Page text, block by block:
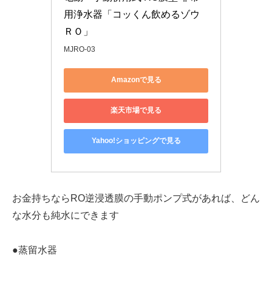
用浄水器「コッくん飲めるゾウ
ＲＯ」
MJRO-03
Amazonで見る
楽天市場で見る
Yahoo!ショッピングで見る
お金持ちならRO逆浸透膜の手動ポンプ式があれば、どん
な水分も純水にできます
●蒸留水器